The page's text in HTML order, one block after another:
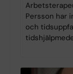
Persson har
och